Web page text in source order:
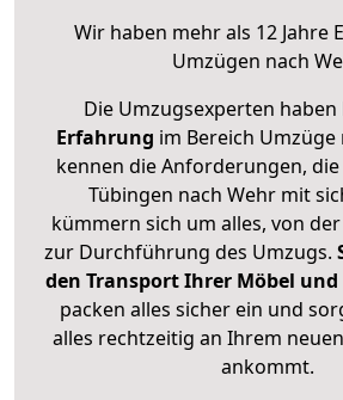
Wir haben mehr als 12 Jahre
Umzügen nach
Die Umzugsexperten haben
Erfahrung im Bereich
kennen die Anforderungen,
Tübingen nach Wehr mit
kümmern sich um alles, von
zur Durchführung des Umzugs.
den Transport Ihrer Möbel
packen alles sicher ein und
alles rechtzeitig an Ihrem
ankommt.